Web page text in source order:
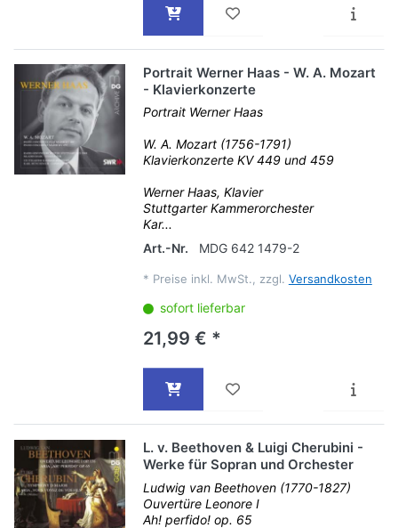
Portrait Werner Haas - W. A. Mozart
- Klavierkonzerte
Portrait Werner Haas
W. A. Mozart (1756-1791)
Klavierkonzerte KV 449 und 459
Werner Haas, Klavier
Stuttgarter Kammerorchester
Kar...
Art.-Nr.
MDG 642 1479-2
* Preise inkl. MwSt., zzgl. Versandkosten
sofort lieferbar
21,99 € *
L. v. Beethoven & Luigi Cherubini -
Werke für Sopran und Orchester
Ludwig van Beethoven (1770-1827)
Ouvertüre Leonore I
Ah! perfido! op. 65